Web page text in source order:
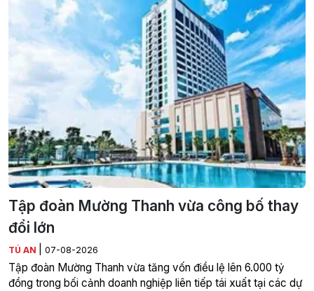
Tập đoàn Mường Thanh vừa công bố thay
đổi lớn
TÚ AN 07-08-2026
Tập đoàn Mường Thanh vừa tăng vốn điều lệ lên 6.000 tỷ
đồng trong bối cảnh doanh nghiệp liên tiếp tái xuất tại các dự